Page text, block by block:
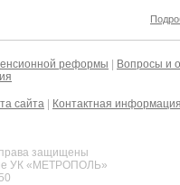
реформы
Вопросы и
сайта Контактная
защищены
УК «МЕТРОПОЛЬ»